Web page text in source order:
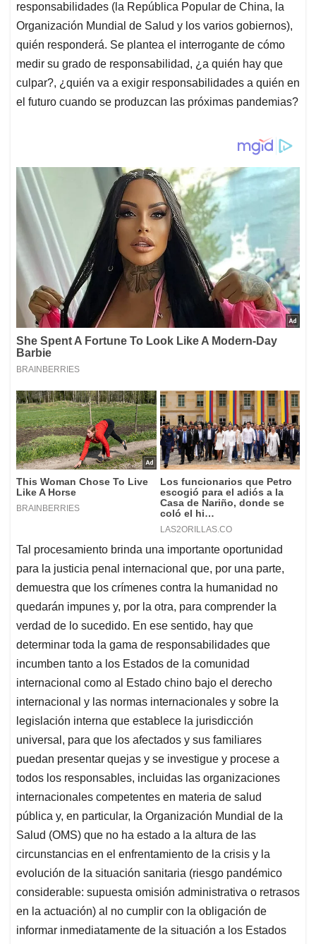
responsabilidades (la República Popular de China, la
Organización Mundial de Salud y los varios gobiernos),
quién responderá. Se plantea el interrogante de cómo
medir su grado de responsabilidad, ¿a quién hay que
culpar?, ¿quién va a exigir responsabilidades a quién en
el futuro cuando se produzcan las próximas pandemias?
Tal procesamiento brinda una importante oportunidad
para la justicia penal internacional que, por una parte,
demuestra que los crímenes contra la humanidad no
quedarán impunes y, por la otra, para comprender la
verdad de lo sucedido. En ese sentido, hay que
determinar toda la gama de responsabilidades que
incumben tanto a los Estados de la comunidad
internacional como al Estado chino bajo el derecho
internacional y las normas internacionales y sobre la
legislación interna que establece la jurisdicción
universal, para que los afectados y sus familiares
puedan presentar quejas y se investigue y procese a
todos los responsables, incluidas las organizaciones
internacionales competentes en materia de salud
pública y, en particular, la Organización Mundial de la
Salud (OMS) que no ha estado a la altura de las
circunstancias en el enfrentamiento de la crisis y la
evolución de la situación sanitaria (riesgo pandémico
considerable: supuesta omisión administrativa o retrasos
en la actuación) al no cumplir con la obligación de
informar inmediatamente de la situación a los Estados